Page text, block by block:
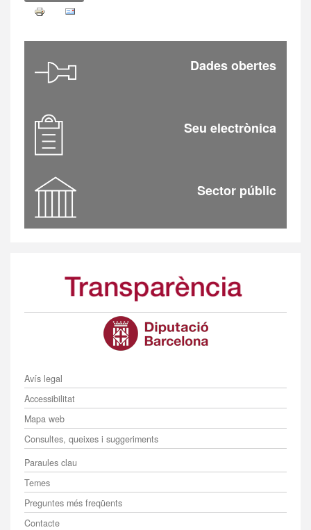
Dades obertes
Seu electrònica
Sector públic
Menú
Avís legal
Accessibilitat
Mapa web
Consultes, queixes i suggeriments
Menú
Paraules clau
Temes
Preguntes més freqüents
Contacte